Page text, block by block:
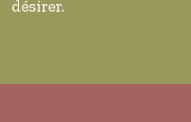
désirer.